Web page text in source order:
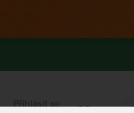
Přihlásit se